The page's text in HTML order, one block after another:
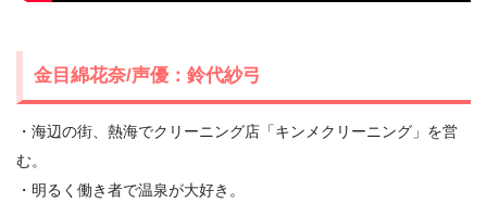
金目綿花奈/声優：鈴代紗弓
・海辺の街、熱海でクリーニング店「キンメクリーニング」を営
む。
・明るく働き者で温泉が大好き。